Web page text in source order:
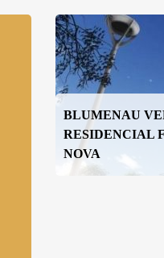
BLUMENAU
RESIDENCIAL
NOVA